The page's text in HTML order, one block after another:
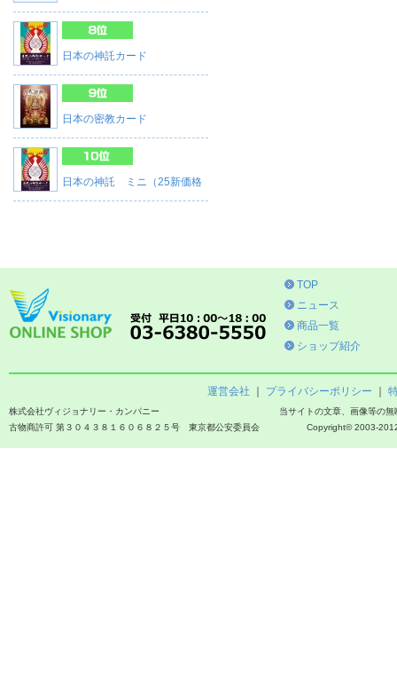
日本の神託カード
日本の密教カード
日本の神託 ミニ（25新価格
TOP
ニュース
商品一覧
ショップ紹介
運営会社 プライバシーポリシー
当サイトの文章、画像等の
Copyright© 2003-
株式会社ヴィジョナリー・カンパニー
古物商許可 第３０４３８１６０６８２５号 東京都公安委員会